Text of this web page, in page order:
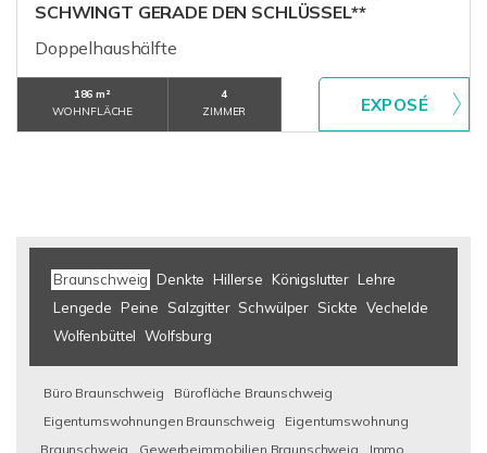
SCHWINGT GERADE DEN SCHLÜSSEL**
Doppelhaushälfte
186 m²
WOHNFLÄCHE
4
ZIMMER
Braunschweig Denkte Hillerse Königslutter Lehre
Lengede
Peine Salzgitter Schwülper Sickte Vechelde
Wolfenbüttel Wolfsburg
Büro Braunschweig
Bürofläche Braunschweig
Eigentumswohnungen Braunschweig
Eigentumswohnung
Braunschweig
Gewerbeimmobilien Braunschweig
Immo